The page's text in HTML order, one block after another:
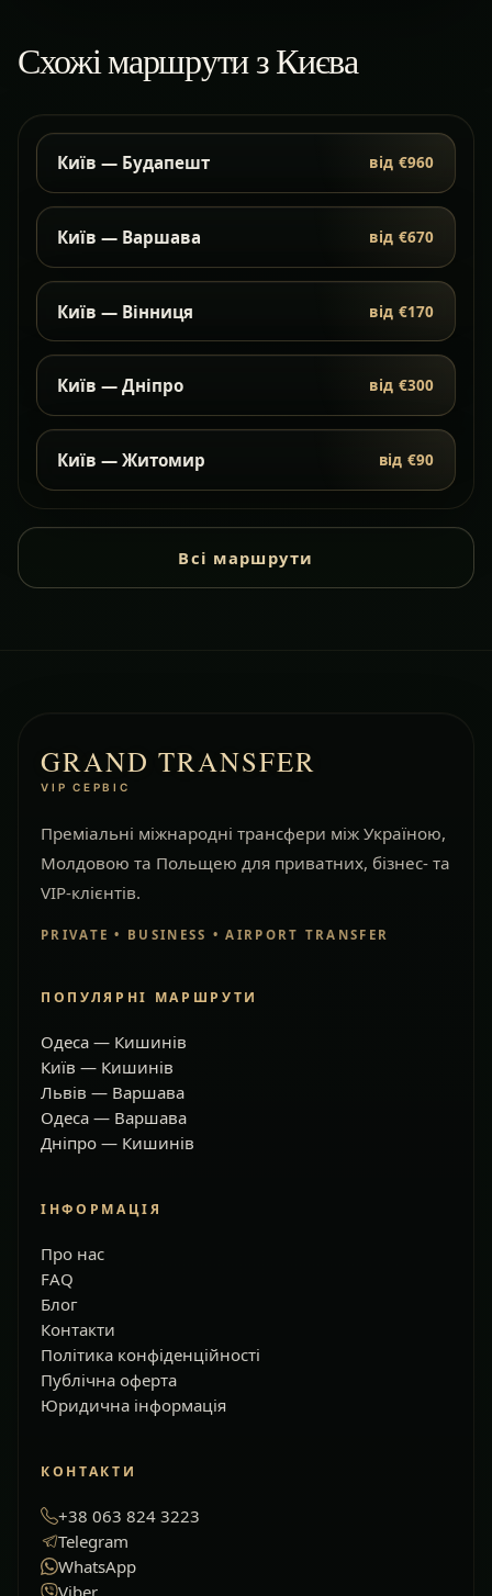
Схожі маршрути з Києва
Київ — Будапешт від €960
Київ — Варшава від €670
Київ — Вінниця від €170
Київ — Дніпро від €300
Київ — Житомир від €90
Всі маршрути
GRAND TRANSFER
VIP СЕРВІС
Преміальні міжнародні трансфери між Україною,
Молдовою та Польщею для приватних, бізнес- та
VIP-клієнтів.
PRIVATE • BUSINESS • AIRPORT TRANSFER
ПОПУЛЯРНІ МАРШРУТИ
Одеса — Кишинів
Київ — Кишинів
Львів — Варшава
Одеса — Варшава
Дніпро — Кишинів
ІНФОРМАЦІЯ
Про нас
FAQ
Блог
Контакти
Політика конфіденційності
Публічна оферта
Юридична інформація
КОНТАКТИ
+38 063 824 3223
Telegram
WhatsApp
Viber